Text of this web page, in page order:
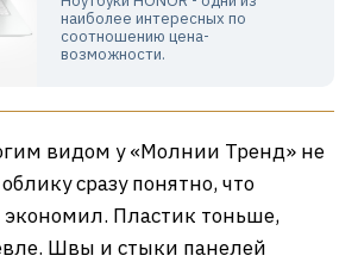
наиболее интересных по
соотношению цена-
возможности.
видом у «Молнии Тренд» не
сразу понятно, что
экономил. Пластик тоньше,
Швы и стыки панелей